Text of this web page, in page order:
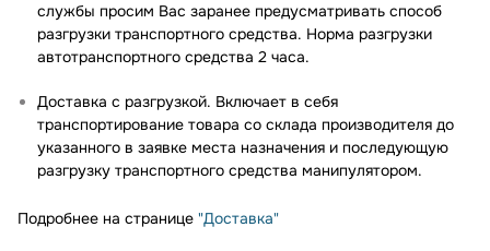
службы просим Вас заранее предусматривать способ
разгрузки транспортного средства. Норма разгрузки
автотранспортного средства 2 часа.
Доставка с разгрузкой. Включает в себя
транспортирование товара со склада производителя до
указанного в заявке места назначения и последующую
разгрузку транспортного средства манипулятором.
Подробнее на странице "Доставка"